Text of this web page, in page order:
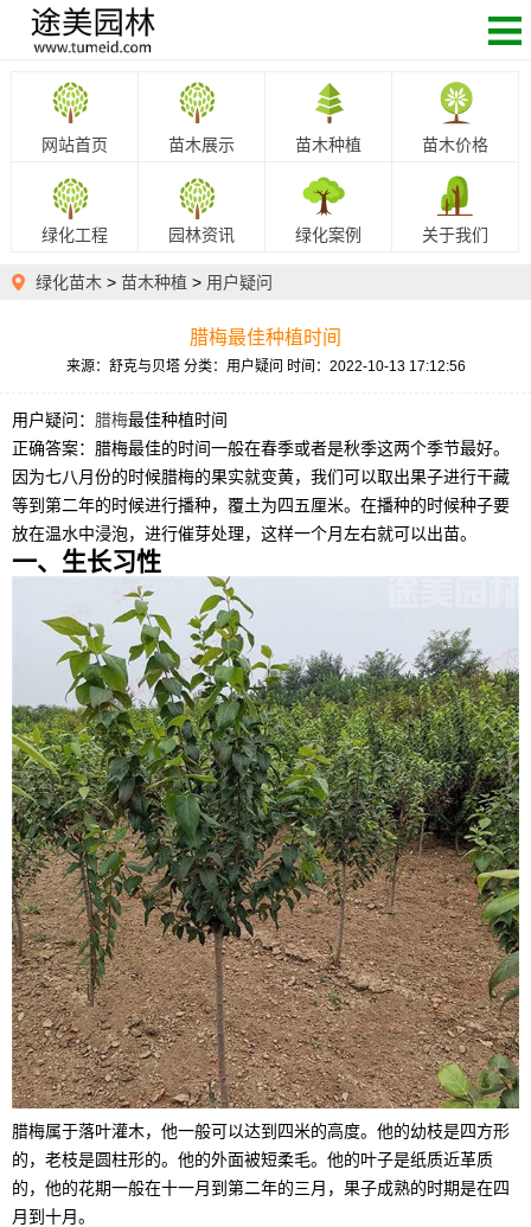
网站首页 苗木展示 苗木种植 苗木价格
绿化工程 园林资讯 绿化案例 关于我们
绿化苗木 > 苗木种植 > 用户疑问
腊梅最佳种植时间
来源：舒克与贝塔 分类：用户疑问 时间：2022-10-13 17:12:56
用户疑问： 腊梅最佳种植时间
正确答案：腊梅最佳的时间一般在春季或者是秋季这两个季节最好。
因为七八月份的时候腊梅的果实就变黄，我们可以取出果子进行干藏
等到第二年的时候进行播种，覆土为四五厘米。在播种的时候种子要
放在温水中浸泡，进行催芽处理，这样一个月左右就可以出苗。
一、生长习性
腊梅属于落叶灌木，他一般可以达到四米的高度。他的幼枝是四方形
的，老枝是圆柱形的。他的外面被短柔毛。他的叶子是纸质近革质
的，他的花期一般在十一月到第二年的三月，果子成熟的时期是在四
月到十月。